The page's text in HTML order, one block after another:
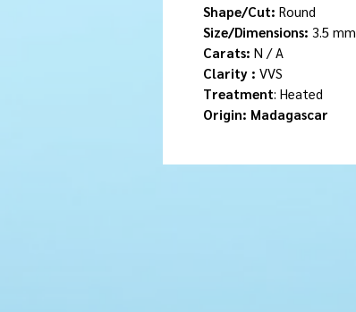
Shape/Cut: Round
Size/Dimensions: 3.5 mm
Carats: N / A
Clarity : VVS
Treatment: Heated
Origin: Madagascar